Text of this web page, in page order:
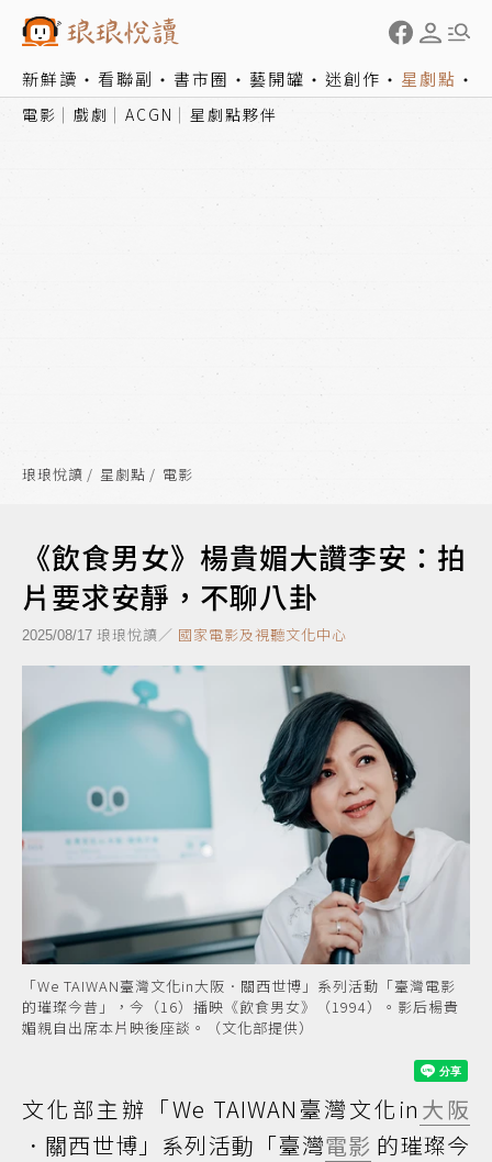
新鮮讀 看聯副 書市圈 藝開罐 迷創作 星劇點
電影 戲劇 ACGN 星劇點夥伴
琅琅悅讀 星劇點 電影
《飲食男女》楊貴媚大讚李安：拍
片要求安靜，不聊八卦
2025/08/17 琅琅悅讀／ 國家電影及視聽文化中心
「We TAIWAN臺灣文化in大阪．關西世博」系列活動「臺灣電影
的璀璨今昔」，今（16）播映《飲食男女》（1994）。影后楊貴
媚親自出席本片映後座談。（文化部提供）
文化部主辦「We TAIWAN臺灣文化in 大阪
．關西世博」系列活動「臺灣電影 的璀璨今